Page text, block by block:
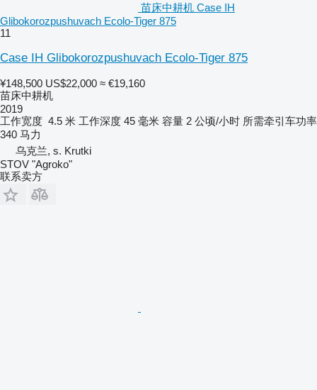
苗床中耕机 Case IH
Glibokorozpushuvach Ecolo-Tiger 875
11
Case IH Glibokorozpushuvach Ecolo-Tiger 875
¥148,500 US$22,000 ≈ €19,160
苗床中耕机
2019
工作宽度 4.5 米 工作深度 45 毫米 容量 2 公顷/小时 所需牵引车功率
340 马力
乌克兰, s. Krutki
STOV "Agroko"
联系卖方